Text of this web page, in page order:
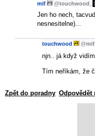
mif @touchwood
Jen ho nech,
nesnesitelne)...
touchwood @mif
njn.. já když
Tím neříkám, že
Zpět do poradny Odpovědět